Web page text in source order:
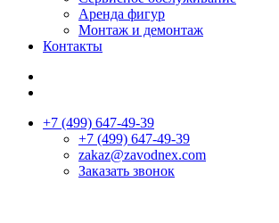
Аренда фигур
Монтаж и демонтаж
Контакты
+7 (499) 647-49-39
+7 (499) 647-49-39
zakaz@zavodnex.сom
Заказать звонок